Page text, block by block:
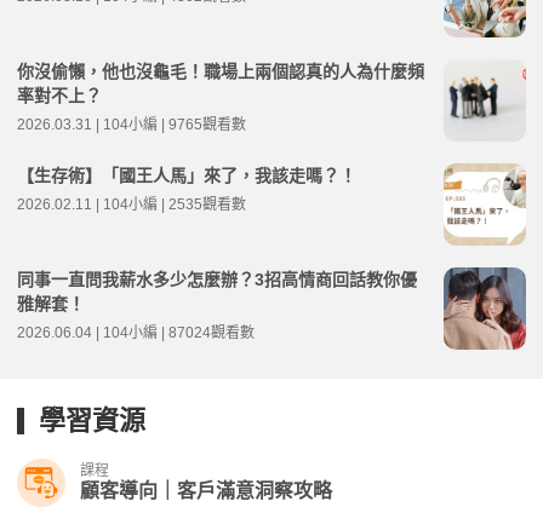
你沒偷懶，他也沒龜毛！職場上兩個認真的人為什麼頻
率對不上？
2026.03.31 | 104小編 | 9765觀看數
【生存術】「國王人馬」來了，我該走嗎？！
2026.02.11 | 104小編 | 2535觀看數
同事一直問我薪水多少怎麼辦？3招高情商回話教你優
雅解套！
2026.06.04 | 104小編 | 87024觀看數
學習資源
課程
顧客導向｜客戶滿意洞察攻略